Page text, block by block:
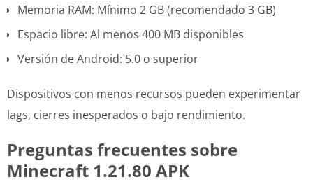
Memoria RAM: Mínimo 2 GB (recomendado 3 GB)
Espacio libre: Al menos 400 MB disponibles
Versión de Android: 5.0 o superior
Dispositivos con menos recursos pueden experimentar
lags, cierres inesperados o bajo rendimiento.
Preguntas frecuentes sobre
Minecraft 1.21.80 APK